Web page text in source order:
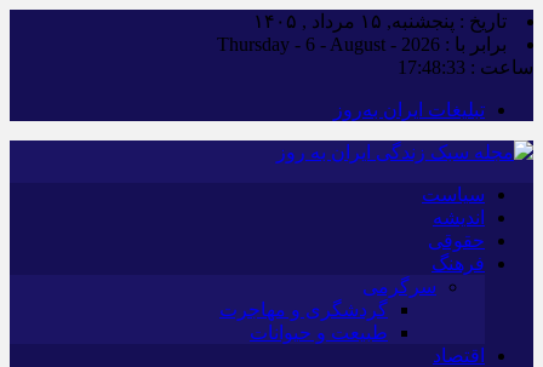
تاریخ : پنجشنبه, ۱۵ مرداد , ۱۴۰۵
برابر با : Thursday - 6 - August - 2026
ساعت : 17:48:34
تبلیغات ایران به‌روز
سیاست
اندیشه
حقوقی
فرهنگ
سرگرمی
گردشگری و مهاجرت
طبیعت و حیوانات
اقتصاد